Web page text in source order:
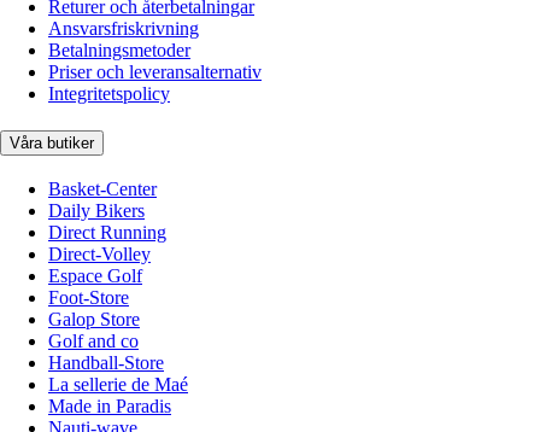
Returer och återbetalningar
Ansvarsfriskrivning
Betalningsmetoder
Priser och leveransalternativ
Integritetspolicy
Våra butiker
Basket-Center
Daily Bikers
Direct Running
Direct-Volley
Espace Golf
Foot-Store
Galop Store
Golf and co
Handball-Store
La sellerie de Maé
Made in Paradis
Nauti-wave